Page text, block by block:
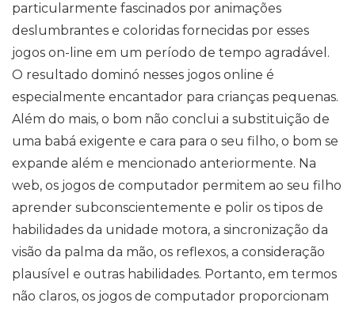
particularmente fascinados por animações
deslumbrantes e coloridas fornecidas por esses
jogos on-line em um período de tempo agradável.
O resultado dominó nesses jogos online é
especialmente encantador para crianças pequenas.
Além do mais, o bom não conclui a substituição de
uma babá exigente e cara para o seu filho, o bom se
expande além e mencionado anteriormente. Na
web, os jogos de computador permitem ao seu filho
aprender subconscientemente e polir os tipos de
habilidades da unidade motora, a sincronização da
visão da palma da mão, os reflexos, a consideração
plausível e outras habilidades. Portanto, em termos
não claros, os jogos de computador proporcionam